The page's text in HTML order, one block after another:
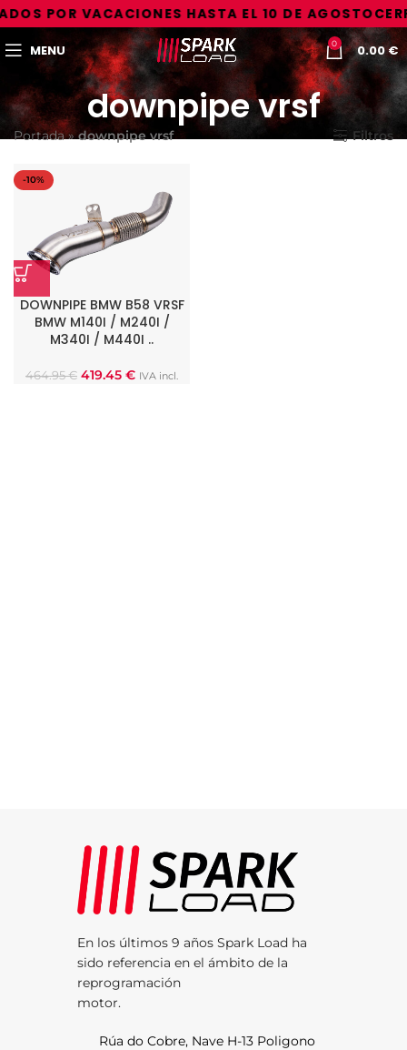
POR VACACIONES HASTA EL 10 DE AGOSTO
MENU 0 0.00€
downpipe vrsf
Portada»downpipe vrsf Filtros
-10%
DOWNPIPE BMW B58 VRSF
BMW M140I / M240I /
M340I / M440I ..
464.95€ 419.45 € IVA incl.
En los últimos 9 años Spark Load ha
sido referencia en el ámbito de la
reprogramación
motor.
Rúa do Cobre, Nave H-13 Poligono